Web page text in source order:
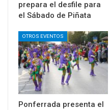
prepara el desfile para
el Sábado de Piñata
OTROS EVENTOS
Ponferrada presenta el